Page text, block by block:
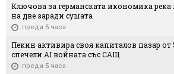
Ключова за германската икономика река
на две заради сушата
преди 5 часа
Пекин активира своя капиталов пазар от
спечели AI войната със САЩ
преди 5 часа